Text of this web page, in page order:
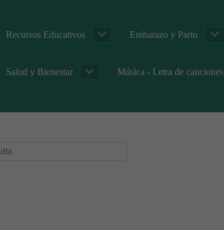
Recursos Educativos Embarazo y Parto
Salud y Bienestar Música - Letra de canciones